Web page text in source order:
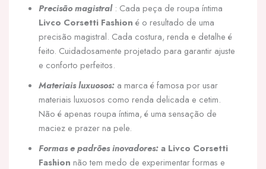
Precisão magistral: Cada peça de roupa íntima
Livco Corsetti Fashion é o resultado de uma
precisão magistral. Cada costura, renda e detalhe é
feito. Cuidadosamente projetado para garantir ajuste
e conforto perfeitos.
Materiais luxuosos: a marca é famosa por usar
materiais luxuosos como renda delicada e cetim.
Não é apenas roupa íntima, é uma sensação de
maciez e prazer na pele.
Formas e padrões inovadores:a Livco Corsetti
Fashion não tem medo de experimentar formas e